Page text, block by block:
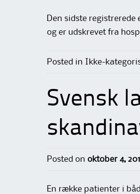
Den sidste
og er udskrevet fra
Posted in Ikke-
Svensk
Posted on oktober 4,
En række patienter i